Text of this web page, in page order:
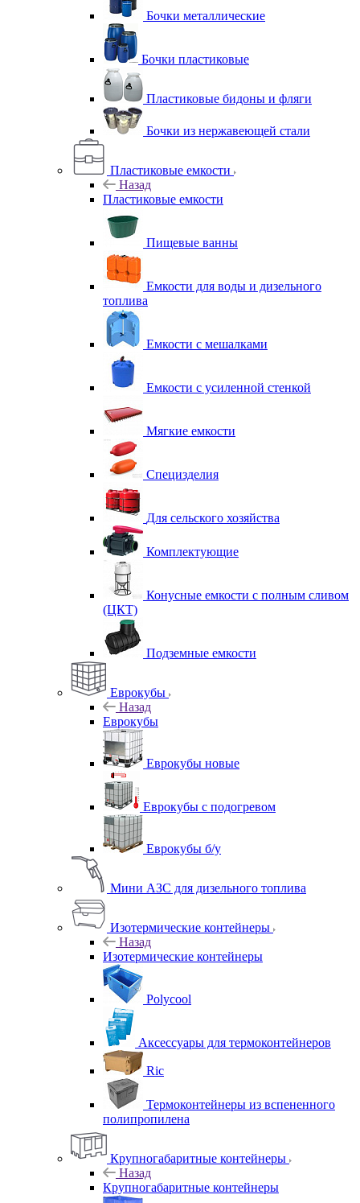
Бочки металлические
Бочки пластиковые
Пластиковые бидоны и фляги
Бочки из нержавеющей стали
Пластиковые емкости
Назад
Пластиковые емкости
Пищевые ванны
Емкости для воды и дизельного
топлива
Емкости с мешалками
Емкости с усиленной стенкой
Мягкие емкости
Специзделия
Для сельского хозяйства
Комплектующие
Конусные емкости с полным сливом
(ЦКТ)
Подземные емкости
Еврокубы
Назад
Еврокубы
Еврокубы новые
Еврокубы с подогревом
Еврокубы б/у
Мини АЗС для дизельного топлива
Изотермические контейнеры
Назад
Изотермические контейнеры
Polycool
Аксессуары для термоконтейнеров
Ric
Термоконтейнеры из вспененного
полипропилена
Крупногабаритные контейнеры
Назад
Крупногабаритные контейнеры